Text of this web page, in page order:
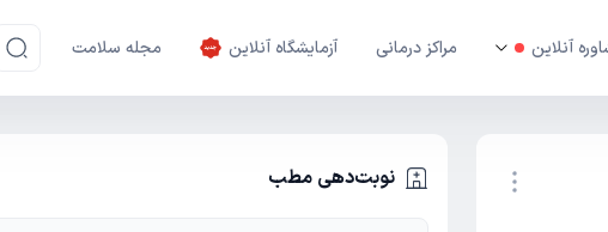
آنلاین مراکز درمانی آزمایشگاه آنلاین مجله سلامت
نوبت‌دهی مطب